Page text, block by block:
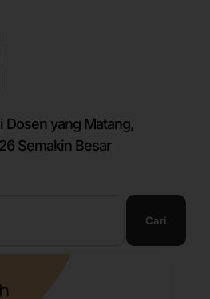
Dosen yang Matang,
Semakin Besar
Cari